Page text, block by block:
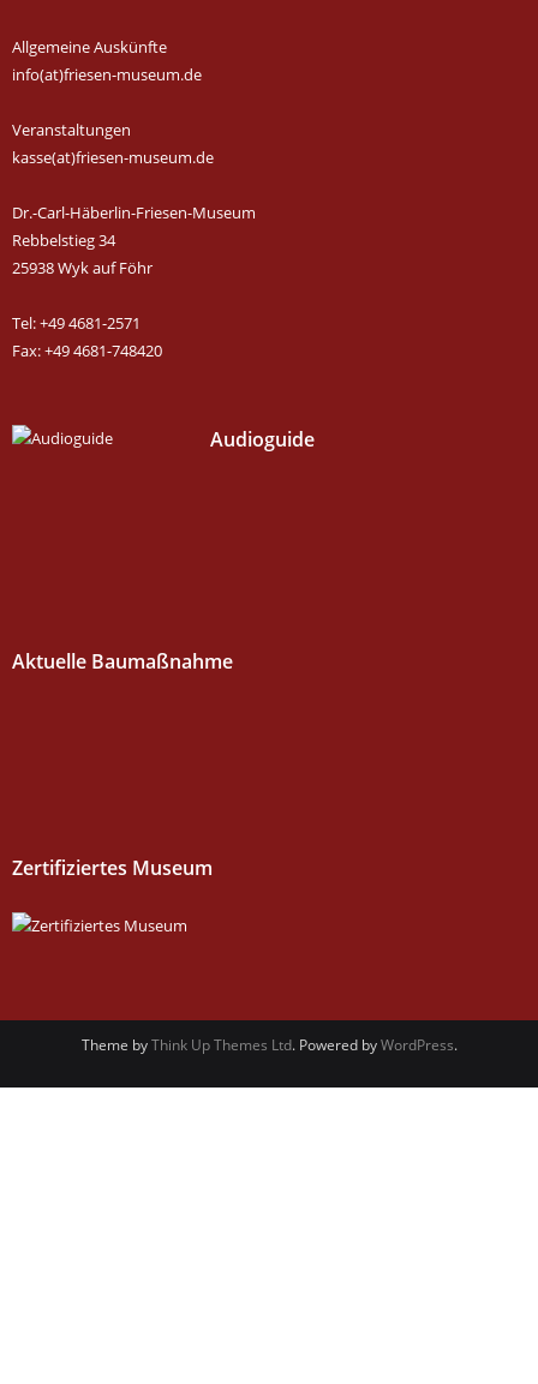
Allgemeine Auskünfte
info(at)friesen-museum.de
Veranstaltungen
kasse(at)friesen-museum.de
Dr.-Carl-Häberlin-Friesen-Museum
Rebbelstieg 34
25938 Wyk auf Föhr
Tel: +49 4681-2571
Fax: +49 4681-748420
Audioguide
Aktuelle Baumaßnahme
Zertifiziertes Museum
Theme byThink Up Themes Ltd. Powered byWordPress.